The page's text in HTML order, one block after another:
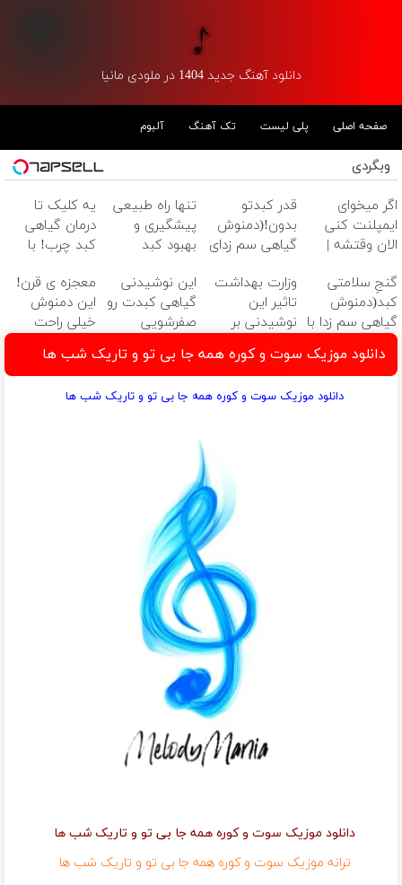
دانلود آهنگ جدید 1404 در ملودی مانیا
صفحه اصلی پلی لیست تک آهنگ آلبوم
وبگردی
اگر میخوای
ایمپلنت کنی
الان وقتشه |
میلیون تومان!!!
قدر کبدتو
بدون!(دمنوش
گیاهی سم زدای
تنها راه طبیعی
پیشگیری و
بهبود کبد
سم زدای
گیاهی)
یه کلیک تا
درمان گیاهی
کبد چرب! با
گنجِ سلامتی
کبد(دمنوش
گیاهی سم زدا با
55%تخفیف)
وزارت بهداشت
تاثیر این
نوشیدنی بر
تایید
کرد(55%تخفیف)
این نوشیدنی
گیاهی کبدت رو
صفرشویی
تا امشب
معجزه ی قرن!
این دمنوش
خیلی راحت
میکنه
دانلود موزیک سوت و کوره همه جا بی تو و تاریک شب ها
دانلود موزیک سوت و کوره همه جا بی تو و تاریک شب ها
دانلود موزیک سوت و کوره همه جا بی تو و تاریک شب ها
ترانه موزیک سوت و کوره همه جا بی تو و تاریک شب ها